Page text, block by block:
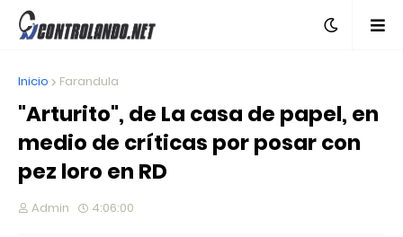
Inicio Farandula
"Arturito", de La casa de papel, en
medio de críticas por posar con
pez loro en RD
Admin 4:06:00